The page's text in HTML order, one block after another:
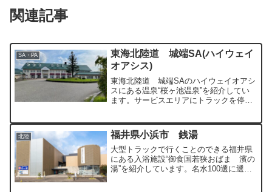
関連記事
SA・PA
東海北陸道 城端SA(ハイウェイ
オアシス)
東海北陸道 城端SAのハイウェイオアシ
スにある温泉“桜ヶ池温泉”を紹介してい
ます。サービスエリアにトラックを停め
北陸 福井県小浜市 銭湯
大型トラックで行くことのできる福井県
にある入浴施設“御食国若狭おばま 濱の
湯”を紹介しています。名水100選に選ば